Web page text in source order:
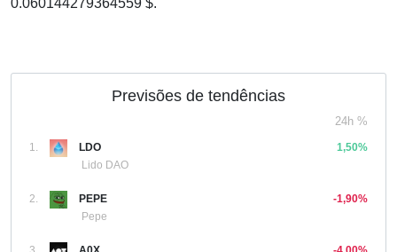
0.060144279364559 $.
Previsões de tendências
24h %
1.
LDO
Lido DAO
1,50%
2.
PEPE
Pepe
-1,90%